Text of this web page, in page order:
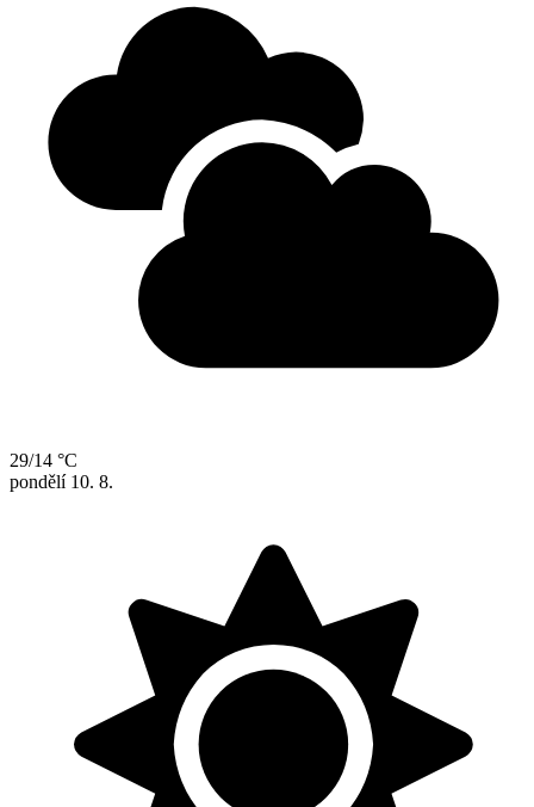
29/14 °C
pondělí 10. 8.